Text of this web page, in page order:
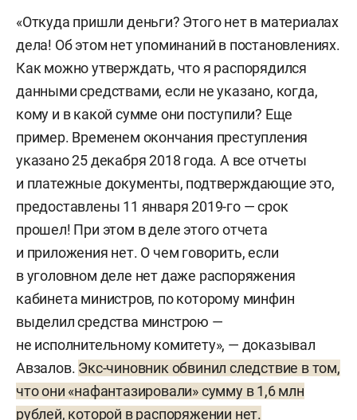
«Откуда пришли деньги? Этого нет в материалах
дела! Об этом нет упоминаний в постановлениях.
Как можно утверждать, что я распорядился
данными средствами, если не указано, когда,
кому и в какой сумме они поступили? Еще
пример. Временем окончания преступления
указано 25 декабря 2018 года. А все отчеты
и платежные документы, подтверждающие это,
предоставлены 11 января 2019-го — срок
прошел! При этом в деле этого отчета
и приложения нет. О чем говорить, если
в уголовном деле нет даже распоряжения
кабинета министров, по которому минфин
выделил средства минстрою —
не исполнительному комитету», — доказывал
Авзалов. Экс-чиновник обвинил следствие в том,
что они «нафантазировали» сумму в 1,6 млн
рублей, которой в распоряжении нет.